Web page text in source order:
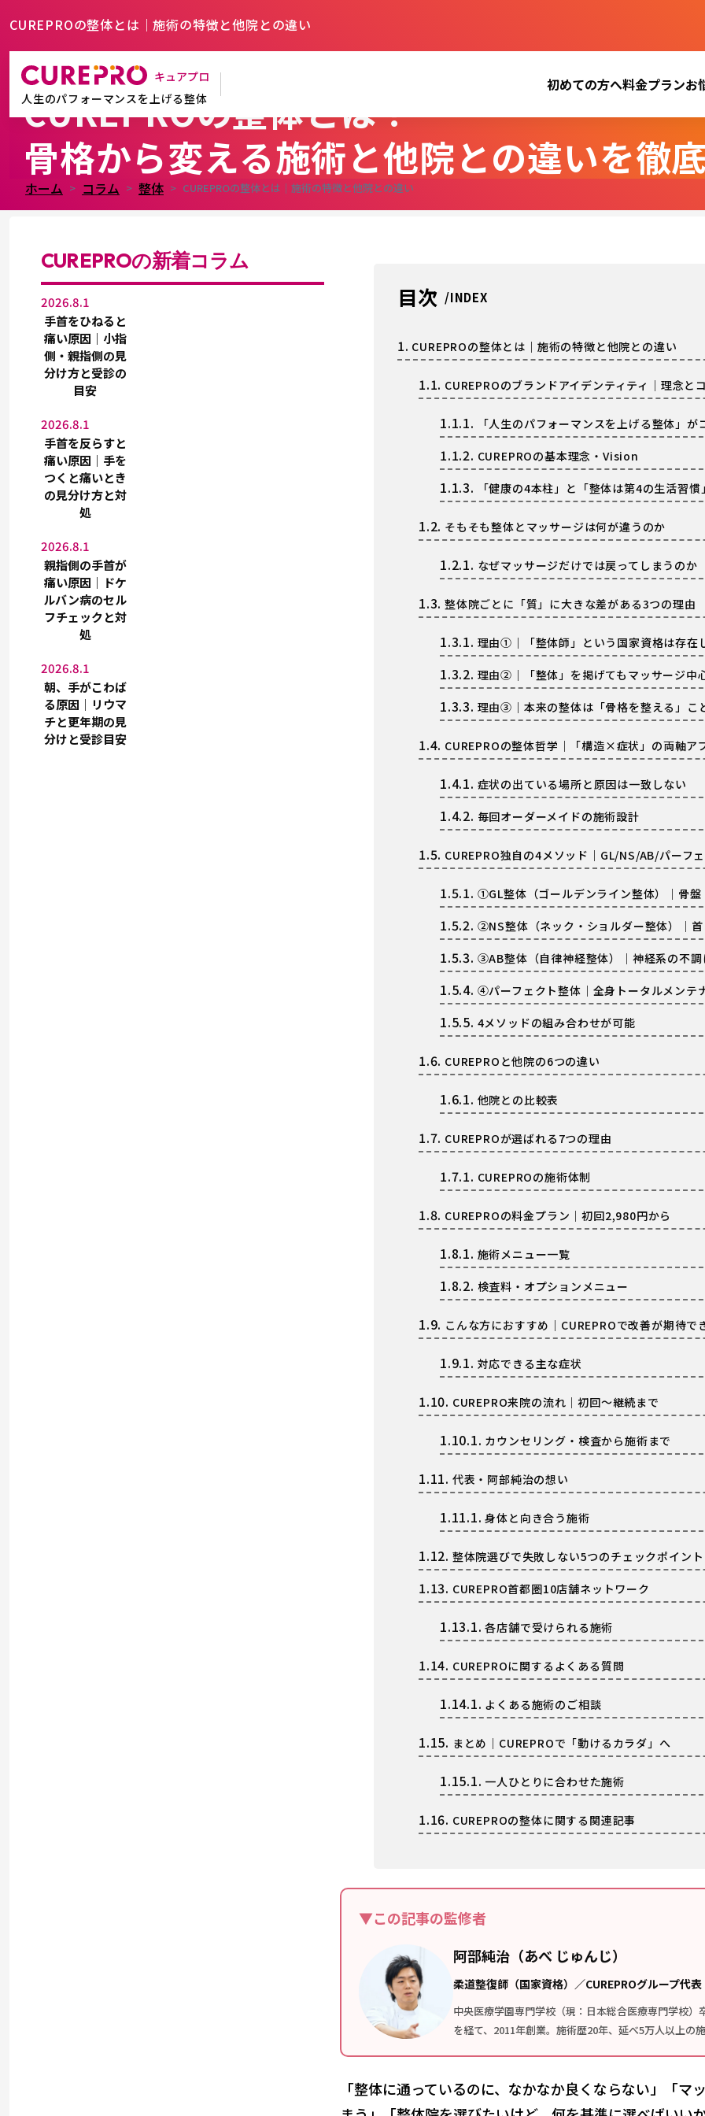
キュアプロ
人生のパフォーマンスを上げる整体
初めての方へ料金プランお
CUREPROの整体とは？
骨格から変える施術と他院との違いを徹
ホーム コラム 整体 CUREPROの整体とは｜施術の特徴と他院との違い
目次
1. CUREPROの整体とは｜施術の特徴と他院との違い
1.1. CUREPROのブランドアイデンティティ｜理念と
1.1.1. 「人生のパフォーマンスを上げる整体」が
1.1.2. CUREPROの基本理念・Vision
1.1.3. 「健康の4本柱」と「整体は第4の生活習慣
1.2. そもそも整体とマッサージは何が違うのか
1.2.1. なぜマッサージだけでは戻ってしまうのか
1.3. 整体院ごとに「質」に大きな差がある3つの理由
1.3.1. 理由①｜「整体師」という国家資格は存在
1.3.2. 理由②｜「整体」を掲げてもマッサージ中
1.3.3. 理由③｜本来の整体は「骨格を整える」こ
1.4. CUREPROの整体哲学｜「構造×症状」の両軸ア
1.4.1. 症状の出ている場所と原因は一致しない
1.4.2. 毎回オーダーメイドの施術設計
1.5. CUREPRO独自の4メソッド｜GL/NS/AB/パーフ
1.5.1. ①GL整体（ゴールデンライン整体）｜骨
1.5.2. ②NS整体（ネック・ショルダー整体）｜
1.5.3. ③AB整体（自律神経整体）｜神経系の不調
1.5.4. ④パーフェクト整体｜全身トータルメンテ
1.5.5. 4メソッドの組み合わせが可能
1.6. CUREPROと他院の6つの違い
1.6.1. 他院との比較表
1.7. CUREPROが選ばれる7つの理由
1.7.1. CUREPROの施術体制
1.8. CUREPROの料金プラン｜初回2,980円から
1.8.1. 施術メニュー一覧
1.8.2. 検査料・オプションメニュー
1.9. こんな方におすすめ｜CUREPROで改善が期待で
1.9.1. 対応できる主な症状
1.10. CUREPRO来院の流れ｜初回〜継続まで
1.10.1. カウンセリング・検査から施術まで
1.11. 代表・阿部純治の想い
1.11.1. 身体と向き合う施術
1.12. 整体院選びで失敗しない5つのチェックポイント
1.13. CUREPRO首都圏10店舗ネットワーク
1.13.1. 各店舗で受けられる施術
1.14. CUREPROに関するよくある質問
1.14.1. よくある施術のご相談
1.15. まとめ｜CUREPROで「動けるカラダ」へ
1.15.1. 一人ひとりに合わせた施術
1.16. CUREPROの整体に関する関連記事
CUREPROの整体とは｜施術の特徴と他院との違い
▼この記事の監修者
阿部純治（あべ じゅんじ）
柔道整復師（国家資格）／CUREPROグループ代表
中央医療学園専門学校（現：日本総合医療専門学校
を経て、2011年創業。施術歴20年、延べ5万人以上
「整体に通っているのに、なかなか良くならない」「
CUREPROの新着コラム
2026.8.1
手首をひねると
痛い原因｜小指
側・親指側の見
分け方と受診の
目安
2026.8.1
手首を反らすと
痛い原因｜手を
つくと痛いとき
の見分け方と対
処
2026.8.1
親指側の手首が
痛い原因｜ドケ
ルバン病のセル
フチェックと対
処
2026.8.1
朝、手がこわば
る原因｜リウマ
チと更年期の見
分けと受診目安